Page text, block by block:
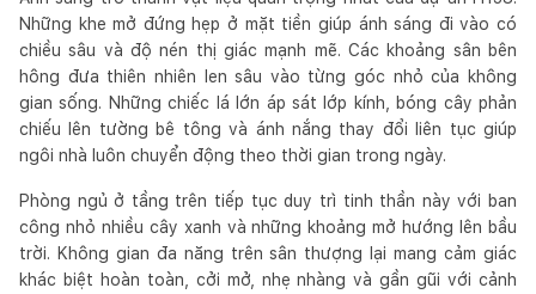
Những khe mở đứng hẹp ở mặt tiền giúp ánh sáng đi vào có
chiều sâu và độ nén thị giác mạnh mẽ. Các khoảng sân bên
hông đưa thiên nhiên len sâu vào từng góc nhỏ của không
gian sống. Những chiếc lá lớn áp sát lớp kính, bóng cây phản
chiếu lên tường bê tông và ánh nắng thay đổi liên tục giúp
ngôi nhà luôn chuyển động theo thời gian trong ngày.
Phòng ngủ ở tầng trên tiếp tục duy trì tinh thần này với ban
công nhỏ nhiều cây xanh và những khoảng mở hướng lên bầu
trời. Không gian đa năng trên sân thượng lại mang cảm giác
khác biệt hoàn toàn, cởi mở, nhẹ nhàng và gần gũi với cảnh